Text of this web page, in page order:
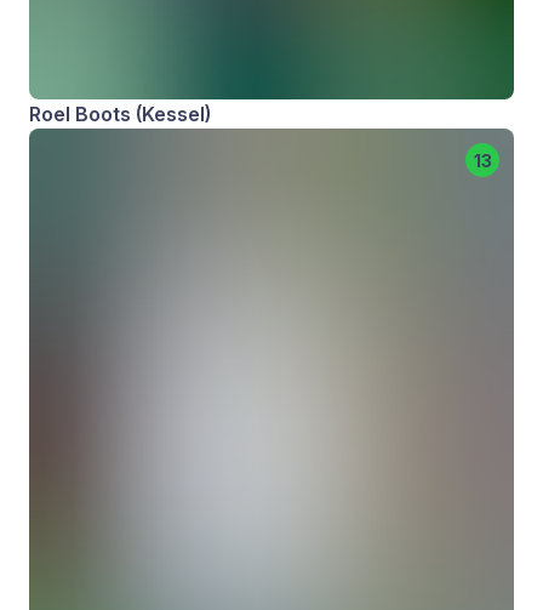
Roel Boots (Kessel)
13